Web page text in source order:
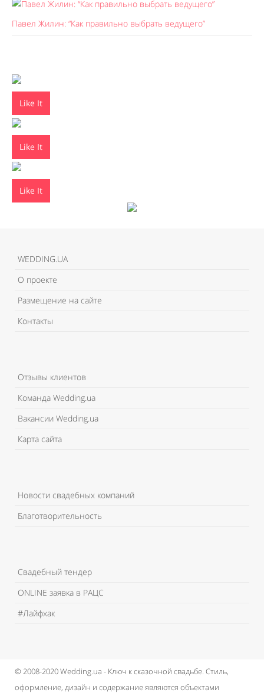
Павел Жилин: “Как правильно выбрать ведущего”
Like It
Like It
Like It
WEDDING.UA
О проекте
Размещение на сайте
Контакты
Отзывы клиентов
Команда Wedding.ua
Вакансии Wedding.ua
Карта сайта
Новости свадебных компаний
Благотворительность
Свадебный тендер
ONLINE заявка в РАЦС
#Лайфхак
© 2008-2020 Wedding.ua - Ключ к сказочной свадьбе. Стиль,
оформление, дизайн и содержание являются объектами